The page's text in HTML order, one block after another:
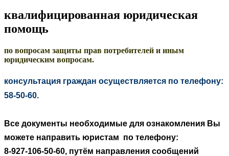
квалифицированная юридическая
помощь
по вопросам защиты прав потребителей и иным
юридическим вопросам.
консультация граждан осуществляется по телефону:
58-50-60.
Все документы необходимые для ознакомления Вы
можете направить юристам по телефону:
8-927-106-50-60, путём направления сообщений